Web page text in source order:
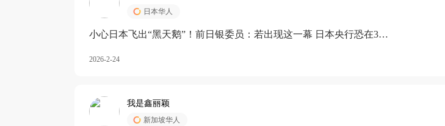
日本华人
小心日本飞出“黑天鹅”！前日银委员：若出现这一幕 日本央行恐在3月
2026-2-24
我是鑫丽颖
新加坡华人